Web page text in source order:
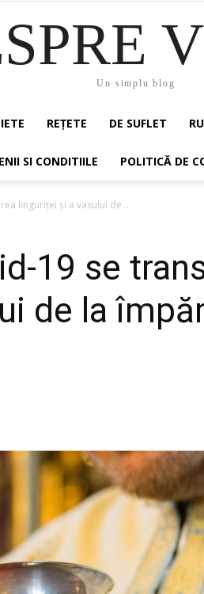
Un simplu blog
REȚETE DE SUFLET
SI CONDITIILE POLITICĂ DE
linguriţei şi a vasului de...
19 se
de la